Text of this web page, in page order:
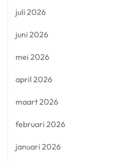
juli 2026
juni 2026
mei 2026
april 2026
maart 2026
februari 2026
januari 2026